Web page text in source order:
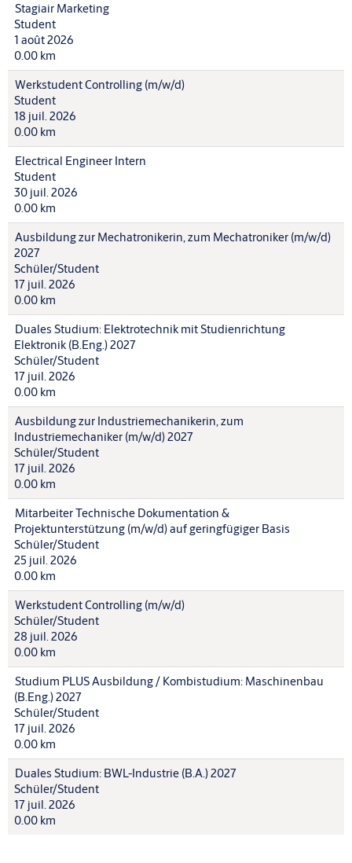
Stagiair Marketing
Student
1 août 2026
0.00 km
Werkstudent Controlling (m/w/d)
Student
18 juil. 2026
0.00 km
Electrical Engineer Intern
Student
30 juil. 2026
0.00 km
Ausbildung zur Mechatronikerin, zum Mechatroniker (m/w/d)
2027
Schüler/Student
17 juil. 2026
0.00 km
Duales Studium: Elektrotechnik mit Studienrichtung
Elektronik (B.Eng.) 2027
Schüler/Student
17 juil. 2026
0.00 km
Ausbildung zur Industriemechanikerin, zum
Industriemechaniker (m/w/d) 2027
Schüler/Student
17 juil. 2026
0.00 km
Mitarbeiter Technische Dokumentation &
Projektunterstützung (m/w/d) auf geringfügiger Basis
Schüler/Student
25 juil. 2026
0.00 km
Werkstudent Controlling (m/w/d)
Schüler/Student
28 juil. 2026
0.00 km
Studium PLUS Ausbildung / Kombistudium: Maschinenbau
(B.Eng.) 2027
Schüler/Student
17 juil. 2026
0.00 km
Duales Studium: BWL-Industrie (B.A.) 2027
Schüler/Student
17 juil. 2026
0.00 km